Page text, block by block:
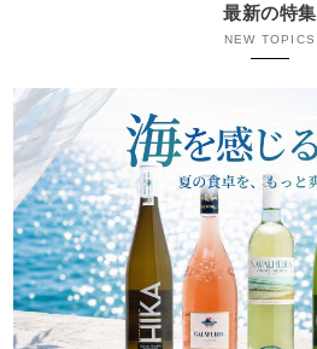
最新の特集
NEW TOPICS